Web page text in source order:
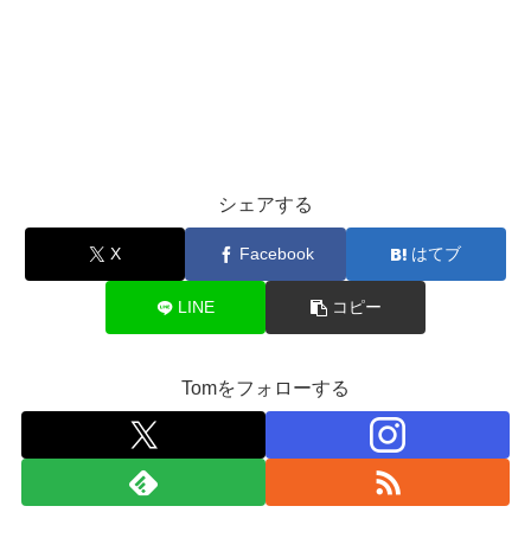
シェアする
X Facebook はてブ
LINE コピー
Tomをフォローする